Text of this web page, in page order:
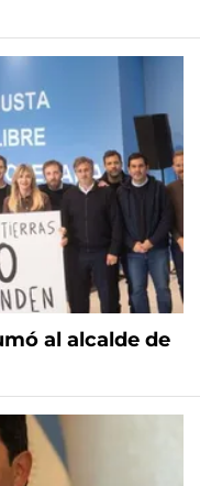
al alcalde de